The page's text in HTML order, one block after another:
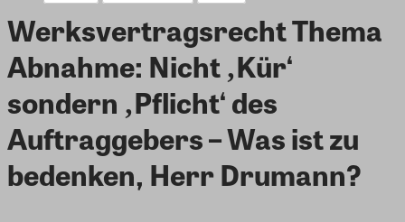
Werksvertragsrecht Thema
Abnahme: Nicht ‚Kür‘
sondern ‚Pflicht‘ des
Auftraggebers – Was ist zu
bedenken, Herr Drumann?